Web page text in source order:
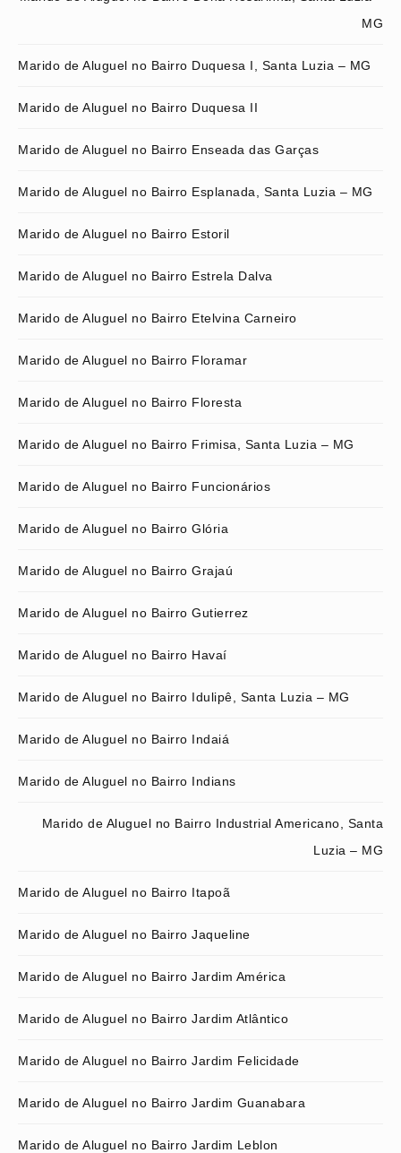
MG
Marido de Aluguel no Bairro Duquesa I, Santa Luzia – MG
Marido de Aluguel no Bairro Duquesa II
Marido de Aluguel no Bairro Enseada das Garças
Marido de Aluguel no Bairro Esplanada, Santa Luzia – MG
Marido de Aluguel no Bairro Estoril
Marido de Aluguel no Bairro Estrela Dalva
Marido de Aluguel no Bairro Etelvina Carneiro
Marido de Aluguel no Bairro Floramar
Marido de Aluguel no Bairro Floresta
Marido de Aluguel no Bairro Frimisa, Santa Luzia – MG
Marido de Aluguel no Bairro Funcionários
Marido de Aluguel no Bairro Glória
Marido de Aluguel no Bairro Grajaú
Marido de Aluguel no Bairro Gutierrez
Marido de Aluguel no Bairro Havaí
Marido de Aluguel no Bairro Idulipê, Santa Luzia – MG
Marido de Aluguel no Bairro Indaiá
Marido de Aluguel no Bairro Indians
Marido de Aluguel no Bairro Industrial Americano, Santa
Luzia – MG
Marido de Aluguel no Bairro Itapoã
Marido de Aluguel no Bairro Jaqueline
Marido de Aluguel no Bairro Jardim América
Marido de Aluguel no Bairro Jardim Atlântico
Marido de Aluguel no Bairro Jardim Felicidade
Marido de Aluguel no Bairro Jardim Guanabara
Marido de Aluguel no Bairro Jardim Leblon